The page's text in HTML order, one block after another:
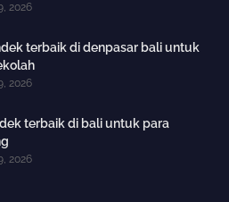
2026
terbaik di denpasar bali untuk
2026
terbaik di bali untuk para
2026